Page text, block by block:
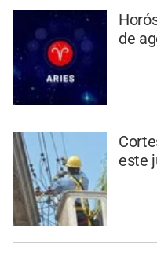
de
este